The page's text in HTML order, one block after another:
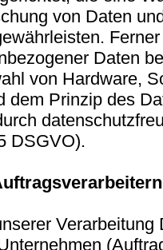
von Daten
Daten
von Hardware,
dem Prinzip des
DSGVO).
Verarbeitung